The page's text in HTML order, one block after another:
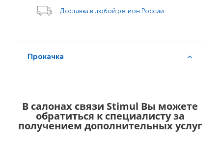
Доставка в любой регион России
Прокачка
В салонах связи Stimul Вы можете
обратиться к специалисту за
получением дополнительных услуг